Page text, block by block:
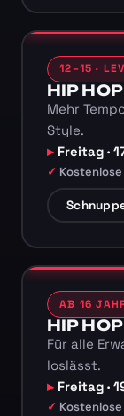
12–15 ·
HIP
Mehr
Style.
Freitag ·
AB 16
HIP
Für alle
loslässt.
Freitag ·